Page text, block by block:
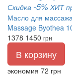
Скидка -5% ХИТ
Масло для
Massage Byothea
1378 1450 грн
В корзину
экономия 72 грн